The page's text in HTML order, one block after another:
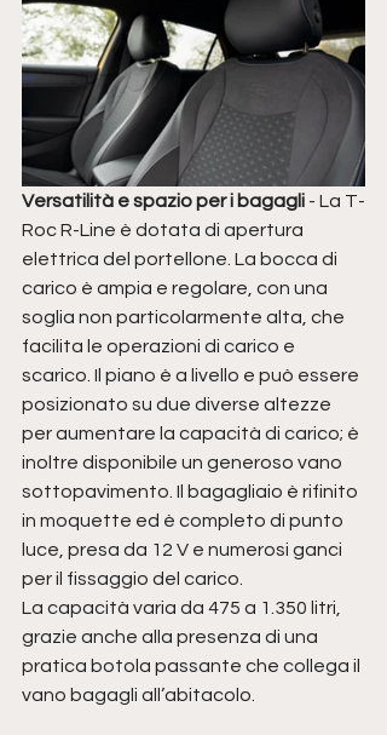
Versatilità e spazio per i bagagli - La T-
Roc R-Line è dotata di apertura
elettrica del portellone. La bocca di
carico è ampia e regolare, con una
soglia non particolarmente alta, che
facilita le operazioni di carico e
scarico. Il piano è a livello e può essere
posizionato su due diverse altezze
per aumentare la capacità di carico; è
inoltre disponibile un generoso vano
sottopavimento. Il bagagliaio è rifinito
in moquette ed è completo di punto
luce, presa da 12 V e numerosi ganci
per il fissaggio del carico.
La capacità varia da 475 a 1.350 litri,
grazie anche alla presenza di una
pratica botola passante che collega il
vano bagagli all’abitacolo.